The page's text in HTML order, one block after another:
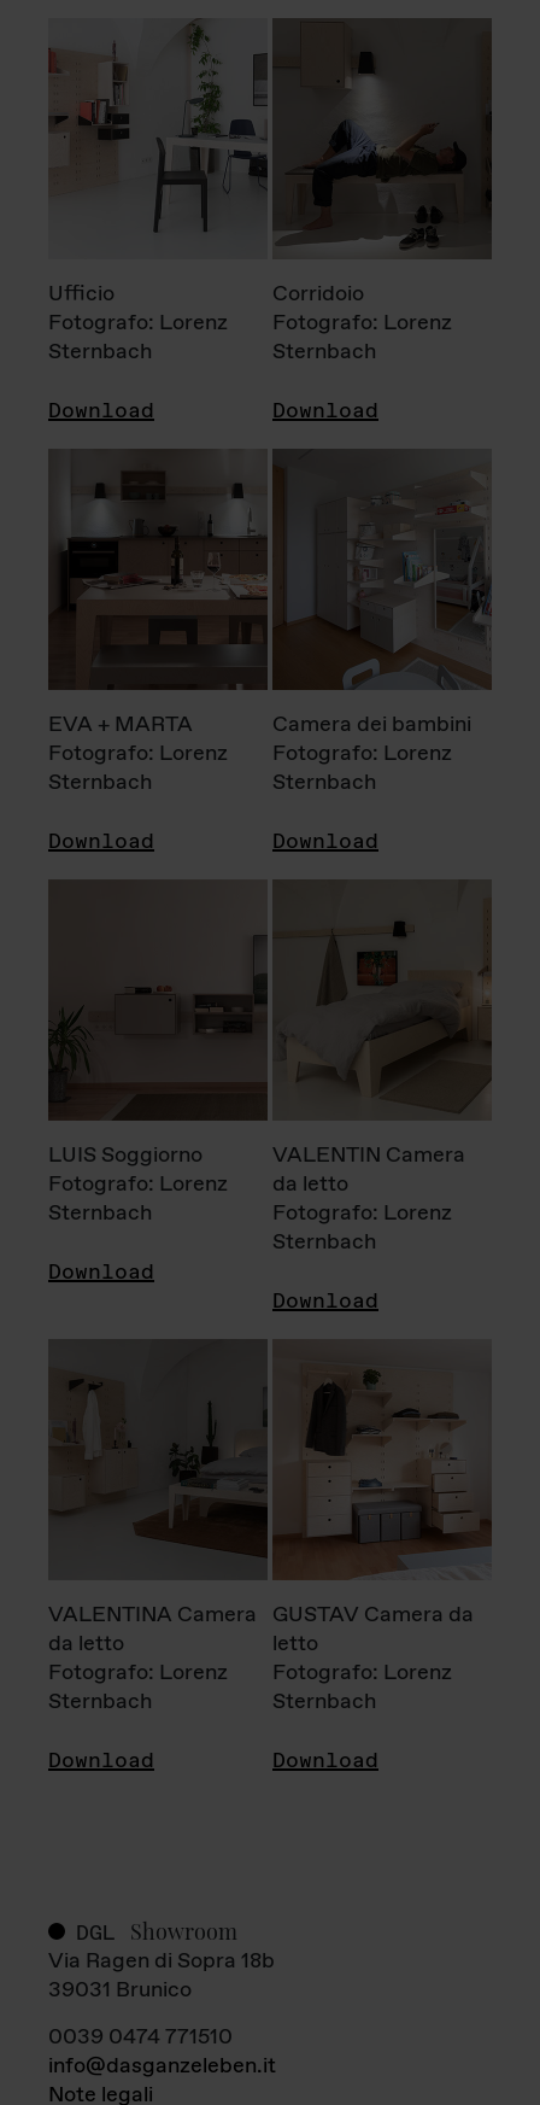
Ufficio
Fotografo: Lorenz
Sternbach
Download
Corridoio
Fotografo: Lorenz
Sternbach
Download
EVA + MARTA
Fotografo: Lorenz
Sternbach
Download
Camera dei bambini
Fotografo: Lorenz
Sternbach
Download
LUIS Soggiorno
Fotografo: Lorenz
Sternbach
Download
VALENTIN Camera
da letto
Fotografo: Lorenz
Sternbach
Download
VALENTINA Camera
da letto
Fotografo: Lorenz
Sternbach
Download
GUSTAV Camera da
letto
Fotografo: Lorenz
Sternbach
Download
DGL Showroom
Via Ragen di Sopra 18b
39031 Brunico
0039 0474 771510
info@dasganzeleben.it
Note legali